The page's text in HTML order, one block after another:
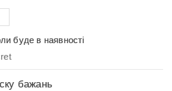
буде в наявності
бажань